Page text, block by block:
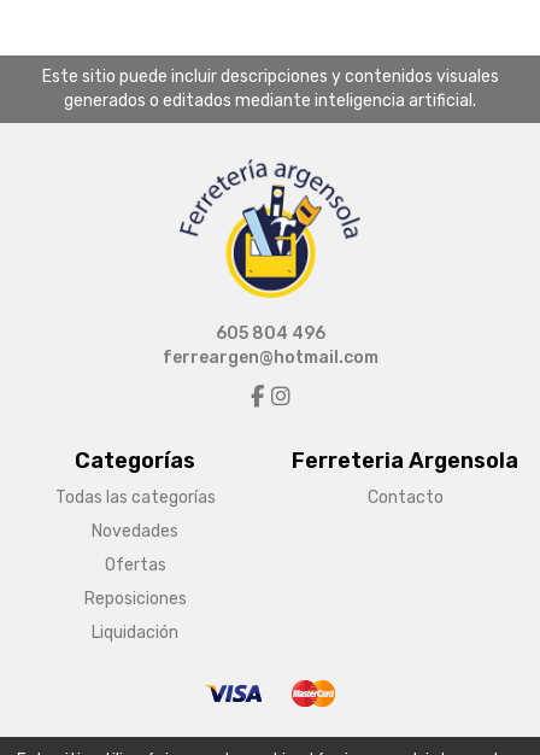
Este sitio puede incluir descripciones y contenidos visuales
generados o editados mediante inteligencia artificial.
Categorías
Todas las categorías
Novedades
Ofertas
Reposiciones
Liquidación
Ferreteria Argensola
Contacto
605 804 496
ferreargen@hotmail.com